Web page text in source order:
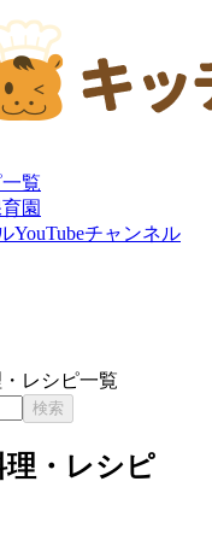
覧
園
YouTubeチャンネル
レシピ一覧
検索
理・レシピ